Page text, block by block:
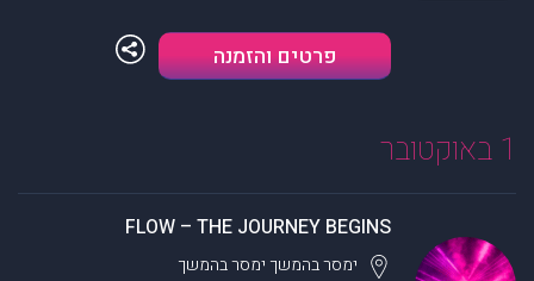
פרטים והזמנה
1 באוקטובר
FLOW – THE JOURNEY BEGINS
ימסר בהמשך ימסר בהמשך